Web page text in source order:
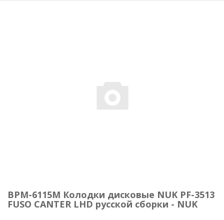
BPM-6115M Колодки дисковые NUK PF-3513
FUSO CANTER LHD русской сборки - NUK